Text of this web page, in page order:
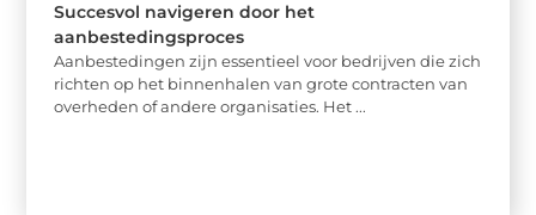
Succesvol navigeren door het
aanbestedingsproces
Aanbestedingen zijn essentieel voor bedrijven die zich
richten op het binnenhalen van grote contracten van
overheden of andere organisaties. Het ...